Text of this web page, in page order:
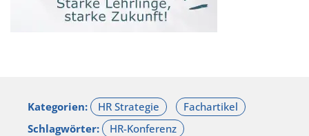
Kategorien:
Schlagwörter: